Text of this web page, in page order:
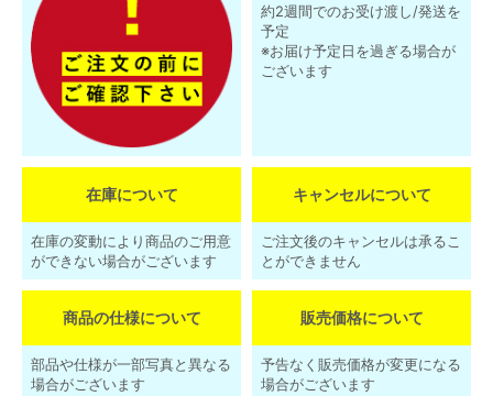
約2週間でのお受け渡し/発送を
予定
※お届け予定日を過ぎる場合が
ございます
在庫について
在庫の変動により商品のご用意
ができない場合がございます
キャンセルについて
ご注文後のキャンセルは承るこ
とができません
商品の仕様について
部品や仕様が一部写真と異なる
場合がございます
販売価格について
予告なく販売価格が変更になる
場合がございます